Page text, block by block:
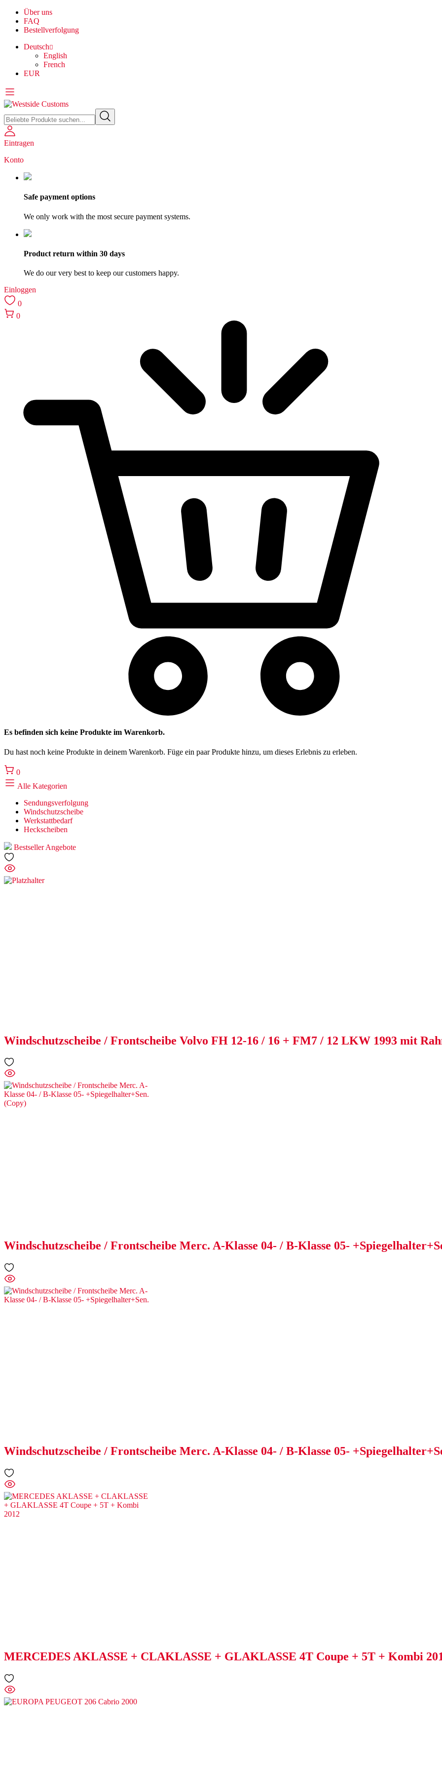
Über uns
FAQ
Bestellverfolgung
Deutsch
English
French
EUR
Eintragen
Konto
Safe payment options
We only work with the most secure payment systems.
Product return within 30 days
We do our very best to keep our customers happy.
Einloggen
0
0
Es befinden sich keine Produkte im Warenkorb.
Du hast noch keine Produkte in deinem Warenkorb. Füge ein paar Produkte hinzu, um dieses Erlebnis zu erleben.
0
Alle Kategorien
Sendungsverfolgung
Windschutzscheibe
Werkstattbedarf
Heckscheiben
BestsellerAngebote
Windschutzscheibe / Frontscheibe Volvo FH 12-16 / 16 + FM7 / 12 LKW 1993 mit
Windschutzscheibe / Frontscheibe Merc. A-Klasse 04- / B-Klasse 05-
Windschutzscheibe / Frontscheibe Merc. A-Klasse 04- / B-Klasse 05-
MERCEDES AKLASSE + CLAKLASSE + GLAKLASSE 4T Coupe + 5T + Kombi